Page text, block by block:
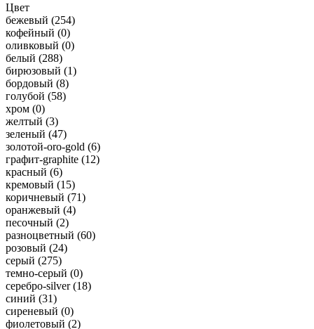
Цвет
бежевый (254)
кофейный (0)
оливковый (0)
белый (288)
бирюзовый (1)
бордовый (8)
голубой (58)
хром (0)
желтый (3)
зеленый (47)
золотой-oro-gold (6)
графит-graphite (12)
красный (6)
кремовый (15)
коричневый (71)
оранжевый (4)
песочный (2)
разноцветный (60)
розовый (24)
серый (275)
темно-серый (0)
серебро-silver (18)
синий (31)
сиреневый (0)
фиолетовый (2)